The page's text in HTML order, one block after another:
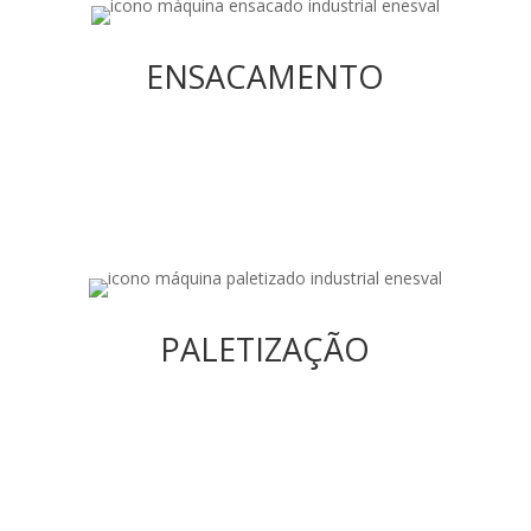
ENSACAMENTO
em setores como petfood, rações, fertilizantes,
cimentos, gessos, farinhas, cal, etc…
PALETIZAÇÃO
PALETIZAÇÃO
mercado: paletizadores de arraste, robôs
paletizadores e paletizadores cartesianos.